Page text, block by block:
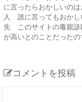
に言ったらおかしいの
人 誰に言ってもおか
先 このサイトの毒親診
が高いとのことだったの
コメントを投稿